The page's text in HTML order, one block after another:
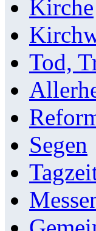
Kirche
Tod,
Segen